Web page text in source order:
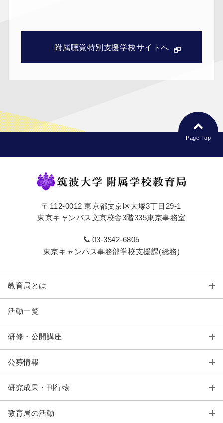
附属聴覚特別支援学校サイトへ
Page Top
〒112-0012 東京都文京区大塚3丁目29-1
東京キャンパス文京校舎3階335東京事務室
03-3942-6805
東京キャンパス事務部学校支援課(総務)
教育局とは
活動一覧
研修・公開講座
公募情報
研究成果・刊行物
教育局の活動